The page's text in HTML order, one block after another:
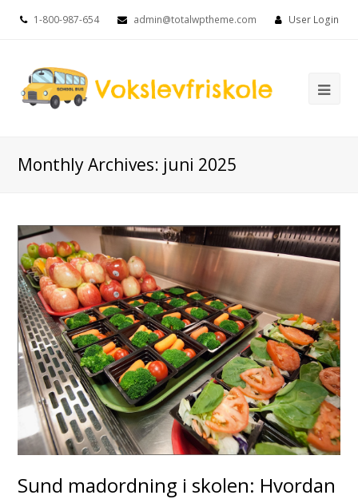
1-800-987-654 admin@totalwptheme.com User Login
Monthly Archives: juni 2025
Sund madordning i skolen: Hvordan